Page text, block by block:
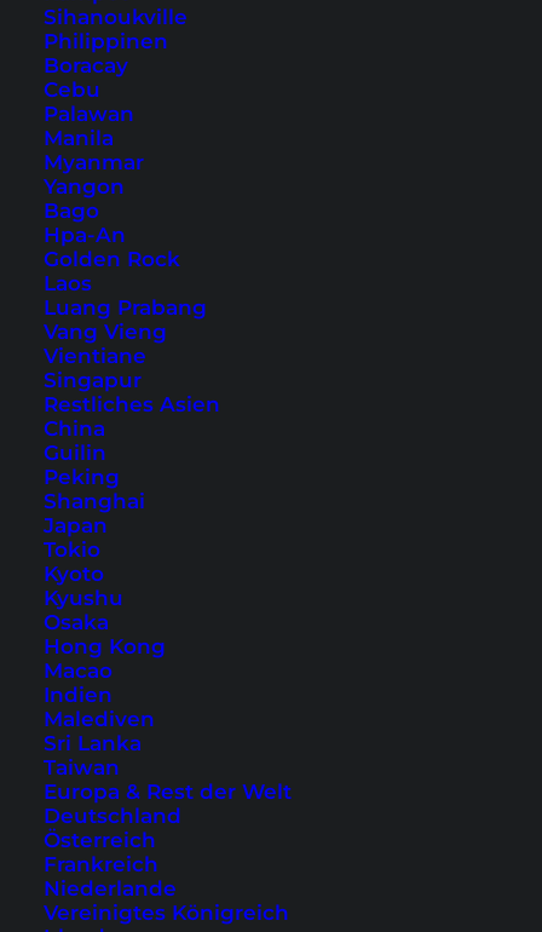
Sihanoukville
Philippinen
Boracay
Cebu
Palawan
Manila
Myanmar
Yangon
Bago
Hpa-An
Golden Rock
Laos
Luang Prabang
Vang Vieng
Vientiane
Singapur
Restliches Asien
China
Guilin
Peking
Shanghai
Japan
Tokio
Kyoto
Kyushu
Osaka
Hong Kong
Macao
Indien
Malediven
Sri Lanka
Taiwan
Europa & Rest der Welt
Deutschland
Österreich
Frankreich
Niederlande
Vereinigtes Königreich
Plane jetzt deine Reise nach
Kuala Lumpur
Weitere Hotelempfehlungen für Kuala Lumpur:
Highlight:
Zentrum:
KL Sentral:
Flughafen:
Dir hat dieser Artikel gefallen und